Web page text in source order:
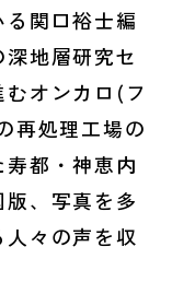
関口裕士編
地層研究セ
オンカロ(フ
再処理工場の
都・神恵内
、写真を多
々の声を収